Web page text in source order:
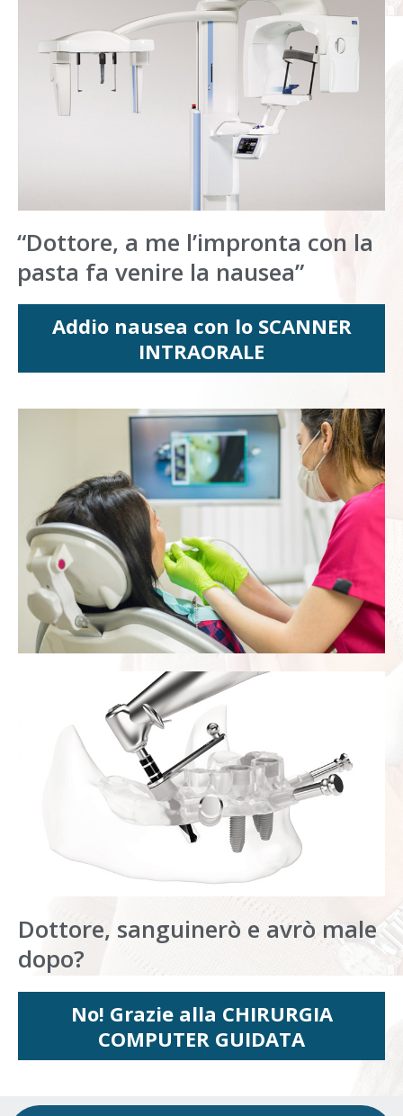
“Dottore, a me l’impronta con la
pasta fa venire la nausea”
Addio nausea con lo SCANNER
INTRAORALE
Dottore, sanguinerò e avrò male
dopo?
No! Grazie alla CHIRURGIA
COMPUTER GUIDATA